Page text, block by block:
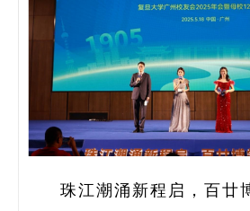
珠江潮涌新程启，百廿